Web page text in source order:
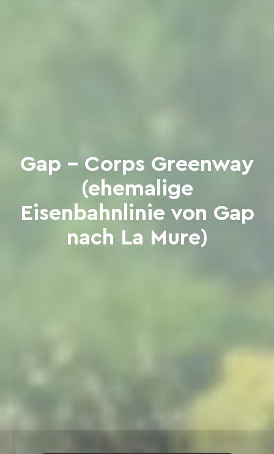
Gap - Corps Greenway
(ehemalige
Eisenbahnlinie von Gap
nach La Mure)